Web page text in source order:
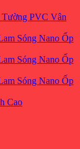
Tường PVC Vân
Sóng Nano Ốp
Sóng Nano Ốp
Sóng Nano Ốp
Cao